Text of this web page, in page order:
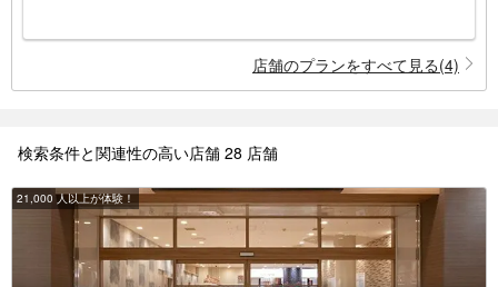
店舗のプランをすべて見る(4)
検索条件と関連性の高い店舗 28 店舗
21,000 人以上が体験！